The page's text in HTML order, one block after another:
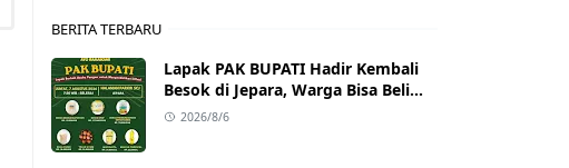
BERITA TERBARU
Lapak PAK BUPATI Hadir Kembali
Besok di Jepara, Warga Bisa Beli
Beras hingga Minyak Goreng
2026/8/6